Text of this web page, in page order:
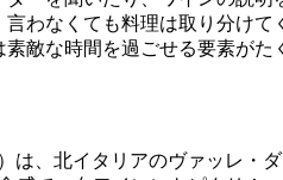
わなくても料理は取り分け
敵な時間を過ごせる要素が
は、北イタリアのヴァッレ